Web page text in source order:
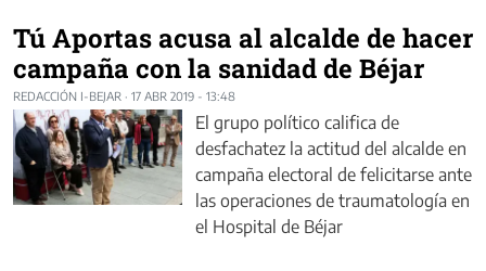
Tú Aportas acusa al alcalde de hacer
campaña con la sanidad de Béjar
REDACCIÓN I-BEJAR · 17 ABR 2019 - 13:48
El grupo político califica de
desfachatez la actitud del alcalde en
campaña electoral de felicitarse ante
las operaciones de traumatología en
el Hospital de Béjar